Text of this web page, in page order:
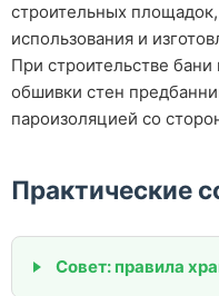
строительных
использования и
При строительстве
обшивки стен
пароизоляцией со
Практические
Совет: правила